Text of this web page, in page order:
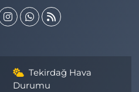
Tekirdağ Hava
Durumu